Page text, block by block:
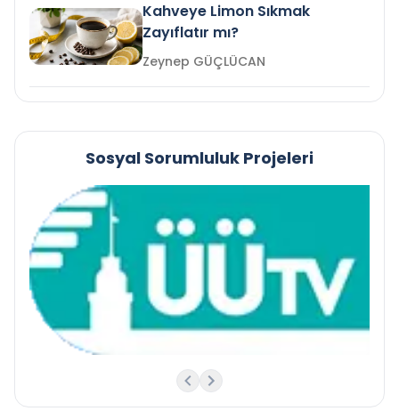
Kahveye Limon Sıkmak
Zayıflatır mı?
Zeynep GÜÇLÜCAN
Sosyal Sorumluluk Projeleri